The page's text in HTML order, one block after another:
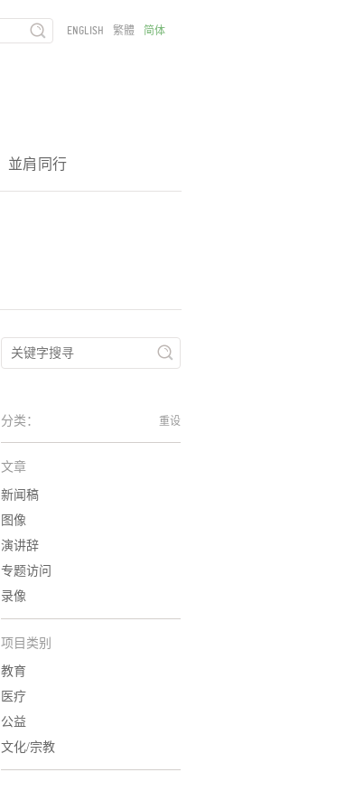
並肩同行
ENGLISH 繁體 简体
分类： 重设
文章
新闻稿
图像
演讲辞
专题访问
录像
项目类别
教育
医疗
公益
文化/宗教